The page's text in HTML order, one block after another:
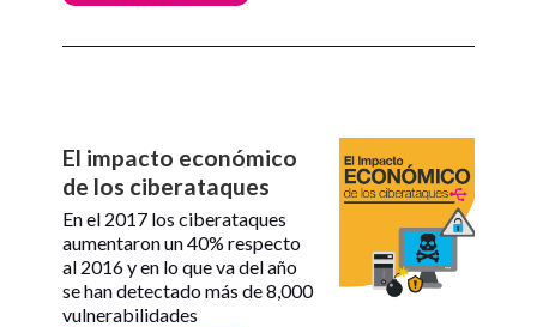
El impacto económico
de los ciberataques
En el 2017 los ciberataques
aumentaron un 40% respecto
al 2016 y en lo que va del año
se han detectado más de 8,000
vulnerabilidades